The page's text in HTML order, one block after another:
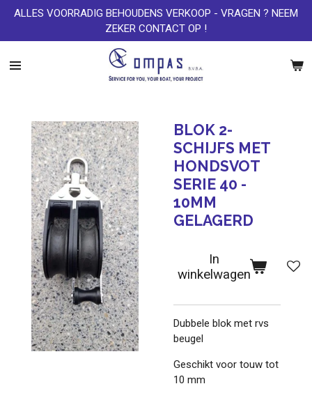
Ga
naar
de
ALLES VOORRADIG BEHOUDENS VERKOOP - VRAGEN ? NEEM
ZEKER CONTACT OP !
BLOK 2-
SCHIJFS MET
HONDSVOT
SERIE 40 -
10MM
GELAGERD
In
winkelwagen
Dubbele blok met rvs
beugel
Geschikt voor touw tot
10 mm